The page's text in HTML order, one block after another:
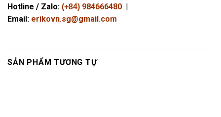
Hotline / Zalo: (+84) 984666480 |
Email: erikovn.sg@gmail.com
SẢN PHẨM TƯƠNG TỰ